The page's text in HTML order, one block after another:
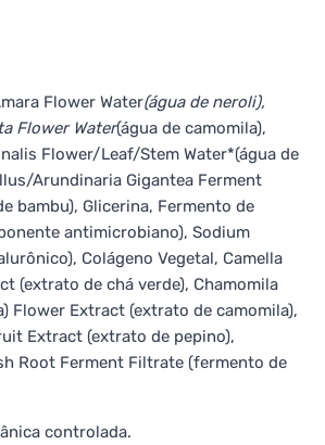
Flower Water(água de neroli),
Flower Water(água de camomila),
Flower/Leaf/Stem Water*(água de
Arundinaria Gigantea Ferment
bambu), Glicerina, Fermento de
antimicrobiano), Sodium
Colágeno Vegetal, Camella
(extrato de chá verde), Chamomila
Flower Extract (extrato de camomila),
Extract (extrato de pepino),
Root Ferment Filtrate (fermento de
controlada.